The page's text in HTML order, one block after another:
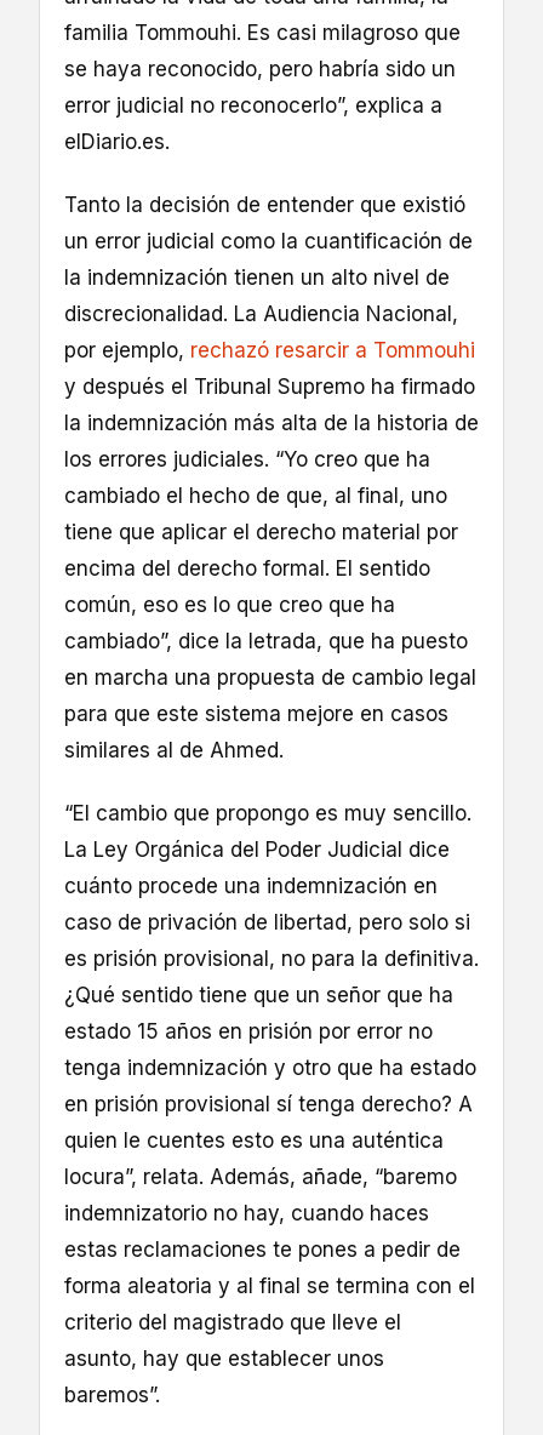
familia Tommouhi. Es casi milagroso que
se haya reconocido, pero habría sido un
error judicial no reconocerlo”, explica a
elDiario.es.
Tanto la decisión de entender que existió
un error judicial como la cuantificación de
la indemnización tienen un alto nivel de
discrecionalidad. La Audiencia Nacional,
por ejemplo, rechazó resarcir a Tommouhi
y después el Tribunal Supremo ha firmado
la indemnización más alta de la historia de
los errores judiciales. “Yo creo que ha
cambiado el hecho de que, al final, uno
tiene que aplicar el derecho material por
encima del derecho formal. El sentido
común, eso es lo que creo que ha
cambiado”, dice la letrada, que ha puesto
en marcha una propuesta de cambio legal
para que este sistema mejore en casos
similares al de Ahmed.
“El cambio que propongo es muy sencillo.
La Ley Orgánica del Poder Judicial dice
cuánto procede una indemnización en
caso de privación de libertad, pero solo si
es prisión provisional, no para la definitiva.
¿Qué sentido tiene que un señor que ha
estado 15 años en prisión por error no
tenga indemnización y otro que ha estado
en prisión provisional sí tenga derecho? A
quien le cuentes esto es una auténtica
locura”, relata. Además, añade, “baremo
indemnizatorio no hay, cuando haces
estas reclamaciones te pones a pedir de
forma aleatoria y al final se termina con el
criterio del magistrado que lleve el
asunto, hay que establecer unos
baremos”.